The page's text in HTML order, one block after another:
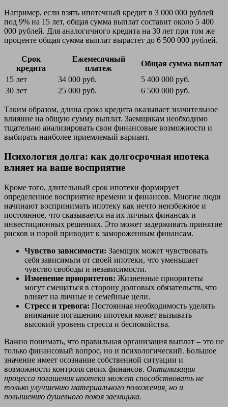
Например, если взять ипотечный кредит в 3 000 000 рублей
под 9% на 15 лет, общая сумма выплат составит около 5 400
000 рублей. Для аналогичного кредита на 30 лет при том же
проценте общая сумма выплат вырастет до 6 500 000 рублей.
Срок
кредита
Ежемесячный
платеж
Общая сумма выплат
15 лет
34 000 руб.
5 400 000 руб.
30 лет
25 000 руб. 6 500 000 руб.
Таким образом, длина срока кредита оказывает значительное
влияние на общую сумму выплат. Заемщикам необходимо
тщательно анализировать свои финансовые возможности и
выбирать наиболее приемлемый вариант.
Психология долга: как долгосрочная ипотека
влияет на ваше восприятие
Кроме того, длительный срок ипотеки формирует
определенное восприятие времени и финансов. Многие люди
начинают воспринимать ипотеку как нечто неизбежное и
постоянное, что сказывается на их личных финансах и
инвестиционных решениях. Это может задерживать принятие
рисков и порой приводит к замороженным финансам.
Чувство зависимости: Заемщик может чувствовать
себя зависимым от своей ипотеки, что уменьшает
чувство свободы и независимости.
Изменение приоритетов: Жизненные приоритеты
могут смещаться в сторону долговых обязательств, что
влияет на личные и семейные цели.
Стресс и тревога: Постоянная необходимость уделять
внимание погашению ипотеки может вызывать
высокий уровень стресса и беспокойства.
Важно понимать, что правильная организация выплат – это не
только финансовый вопрос, но и психологический. Большое
значение имеет осознание собственной ситуации и
возможности контроля своих финансов. Оптимизация
процесса погашения ипотеки может способствовать не
только улучшению материального положения, но и
повышению душевного покоя заемщика.